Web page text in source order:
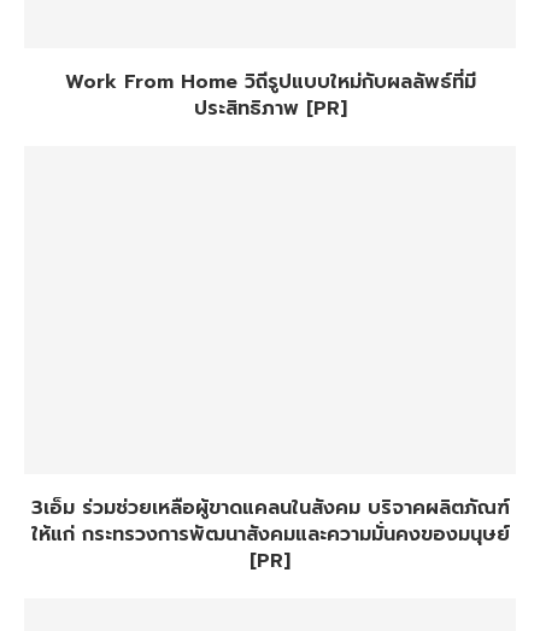
Work From Home วิถีรูปแบบใหม่กับผลลัพธ์ที่มี
ประสิทธิภาพ [PR]
3เอ็ม ร่วมช่วยเหลือผู้ขาดแคลนในสังคม บริจาคผลิตภัณฑ์
ให้แก่ กระทรวงการพัฒนาสังคมและความมั่นคงของมนุษย์
[PR]